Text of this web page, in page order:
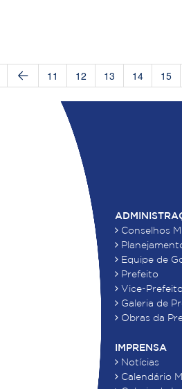
11 12 13 14 15
Conselhos
Equipe de
Prefeito
Vice-
Galeria de
Obras da
IMPRENSA
Notícias
Calendário